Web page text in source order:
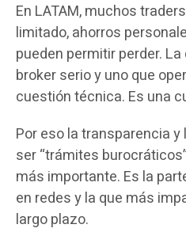
En LATAM, muchos
limitado, ahorros
pueden permitir perder.
broker serio y uno que
cuestión técnica. Es una
Por eso la transparencia
ser “trámites
más importante. Es la
en redes y la que más
largo plazo.